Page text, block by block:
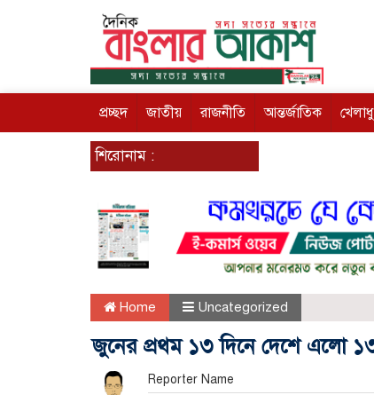
প্রচ্ছদ জাতীয় রাজনীতি আন্তর্জাতিক
শিরোনাম :
Home Uncategorized
জুনের প্রথম ১৩ দিনে দেশে এলো
Reporter Name